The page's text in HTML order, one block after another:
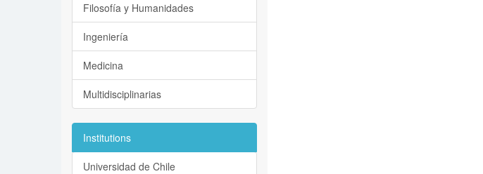
Filosofía y Humanidades
Ingeniería
Medicina
Multidisciplinarias
Institutions
Universidad de Chile